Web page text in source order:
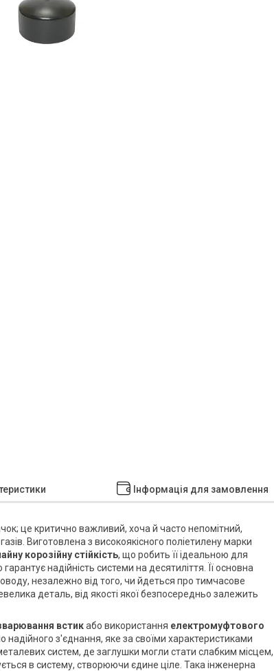
Інформація для замовлення
це критично важливий, хоча й часто непомітний,
Виготовлена з високоякісного поліетилену марки
корозійну стійкість, що робить її ідеальною для
гарантує надійність системи на десятиліття. Її основна
незалежно від того, чи йдеться про тимчасове
деталь, від якості якої безпосередньо залежить
встикабо використання електромуфтового
з'єднання, яке за своїми характеристиками
систем, де заглушки могли стати слабким місцем,
в систему, створюючи єдине ціле. Така інженерна